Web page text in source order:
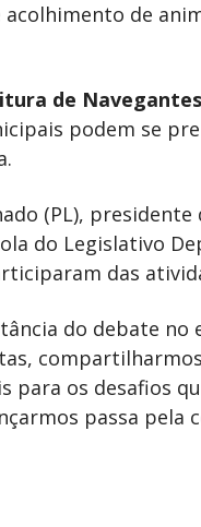
acolhimento de
de Navegantes
podem se
(PL), presidente
do Legislativo
das
do debate no
os desafios
passa pela